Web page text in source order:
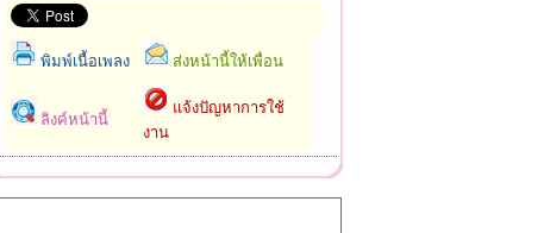
พิมพ์เนื้อเพลง ส่งหน้านี้ให้เพื่อน
ลิงค์หน้านี้
แจ้งปัญหาการใช้
งาน